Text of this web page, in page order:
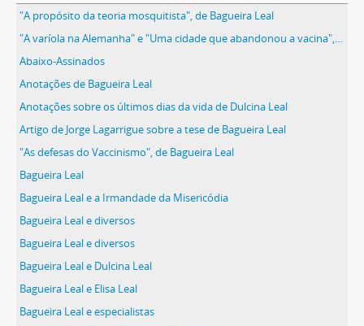
"A propósito da teoria mosquitista", de Bagueira Leal
"A varíola na Alemanha" e "Uma cidade que abandonou a vacina", de Bagueira Leal
Abaixo-Assinados
Anotações de Bagueira Leal
Anotações sobre os últimos dias da vida de Dulcina Leal
Artigo de Jorge Lagarrigue sobre a tese de Bagueira Leal
"As defesas do Vaccinismo", de Bagueira Leal
Bagueira Leal
Bagueira Leal e a Irmandade da Misericódia
Bagueira Leal e diversos
Bagueira Leal e diversos
Bagueira Leal e Dulcina Leal
Bagueira Leal e Elisa Leal
Bagueira Leal e especialistas